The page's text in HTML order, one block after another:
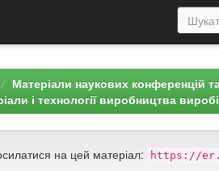
Матеріали наукових конференцій
і технології виробництва
на цей матеріал: https://